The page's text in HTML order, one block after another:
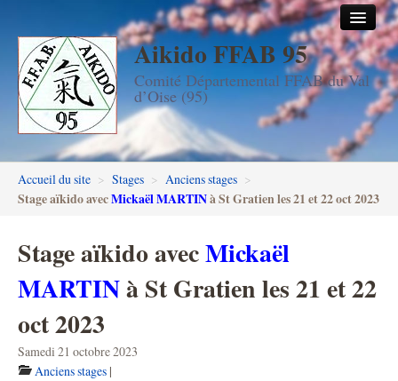
Aikido FFAB 95
Comité Départemental FFAB du Val
d’Oise (95)
Accueil
Les dojos
Stages
Les enseignants
FFAB95
Accueil du site > Stages > Anciens stages >
Stage aïkido avecMickaël MARTINà St Gratien les 21 et 22 oct 2023
Stage aïkido avecMickaël
MARTINà St Gratien les 21 et 22
oct 2023
Samedi 21 octobre 2023
Anciens stages |